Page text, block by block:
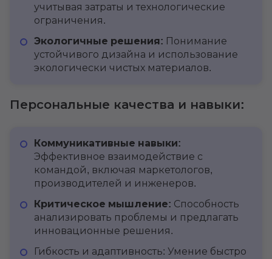
учитывая затраты и технологические
ограничения.
Экологичные решения: Понимание
устойчивого дизайна и использование
экологически чистых материалов.
Персональные качества и навыки:
Коммуникативные навыки:
Эффективное взаимодействие с
командой, включая маркетологов,
производителей и инженеров.
Критическое мышление: Способность
анализировать проблемы и предлагать
инновационные решения.
Гибкость и адаптивность: Умение быстро